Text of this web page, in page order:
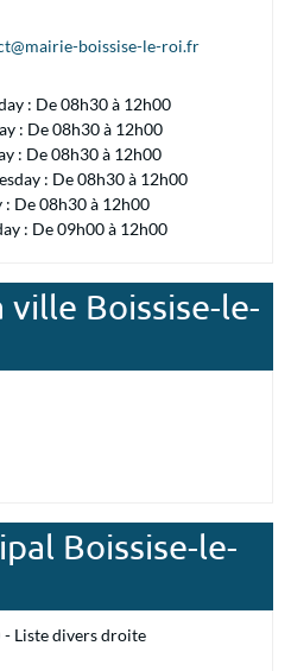
boissise-le-roi.fr
: De 08h30 à 12h00
: De 08h30 à 12h00
: De 08h30 à 12h00
: De 08h30 à 12h00
: De 08h30 à 12h00
: De 09h00 à 12h00
ville Boissise-le-
Boissise-le-
- Liste divers droite